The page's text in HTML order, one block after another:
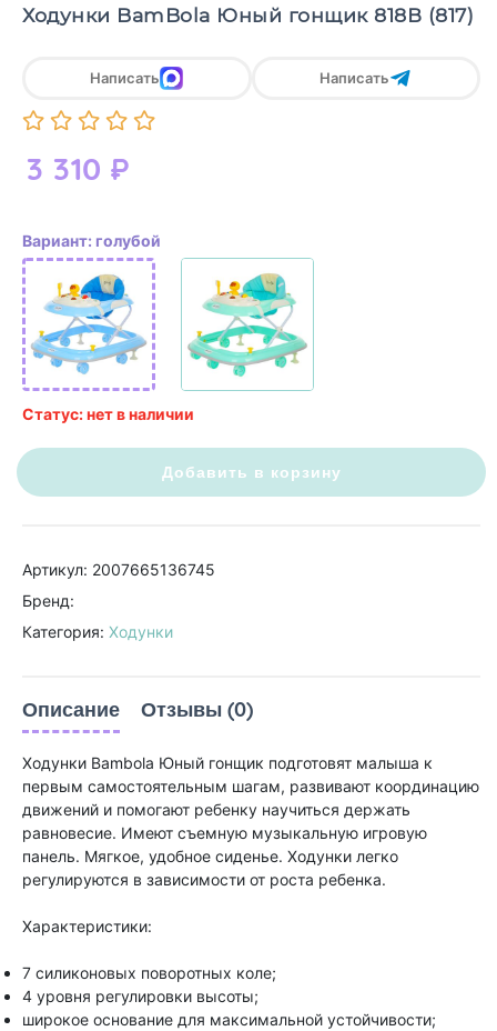
Ходунки BamBola Юный гонщик 818В (817)
3 310 ₽
Написать Написать
Вариант: голубой
Статус: нет в наличии
Добавить в корзину
Артикул: 2007665136745
Бренд:
Категория: Ходунки
Описание Отзывы (0)
Ходунки Bambola Юный гонщик подготовят малыша к
первым самостоятельным шагам, развивают координацию
движений и помогают ребенку научиться держать
равновесие. Имеют съемную музыкальную игровую
панель. Мягкое, удобное сиденье. Ходунки легко
регулируются в зависимости от роста ребенка.
Характеристики:
7 силиконовых поворотных коле;
4 уровня регулировки высоты;
широкое основание для максимальной устойчивости;